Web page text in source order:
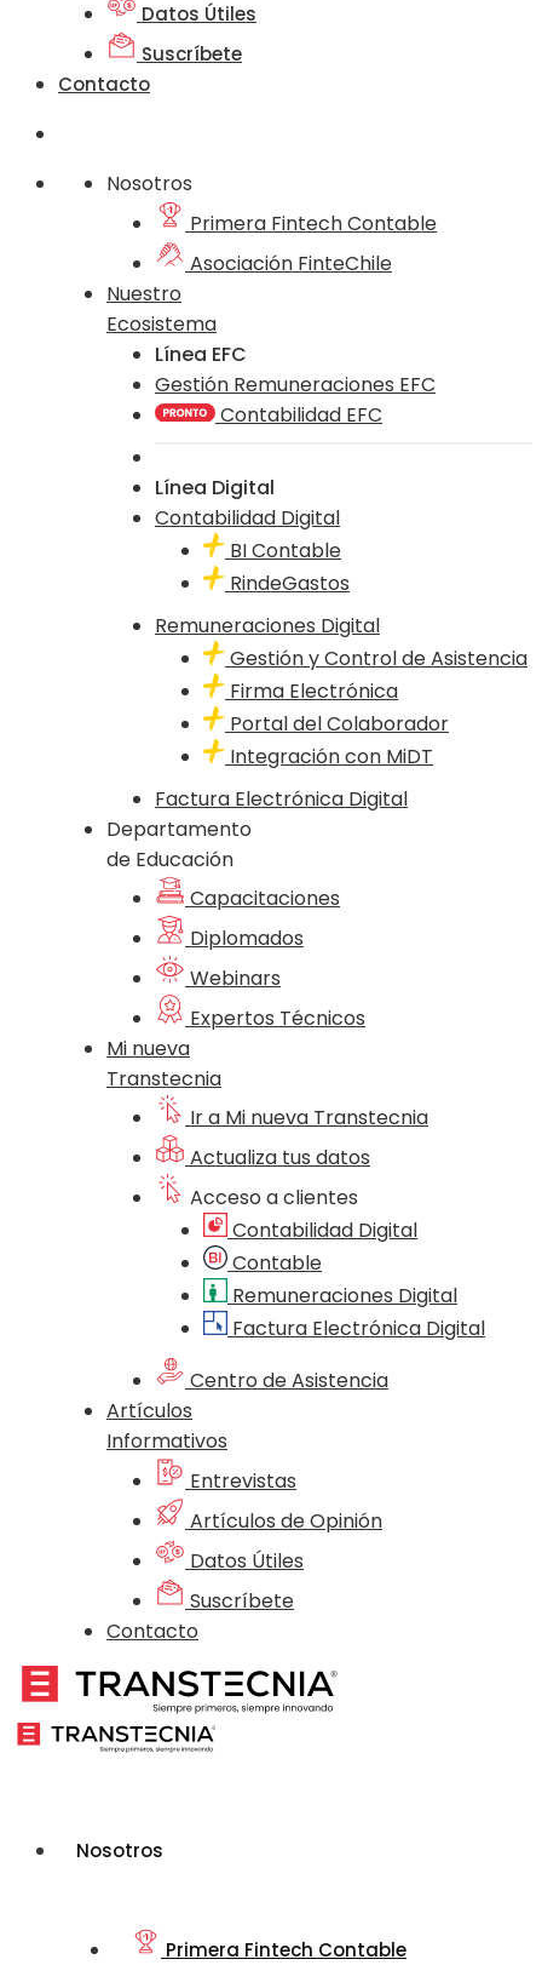
Datos Útiles
Suscríbete
Contacto
Nosotros
Primera Fintech Contable
Asociación FinteChile
Nuestro
Ecosistema
Línea EFC
Gestión Remuneraciones EFC
Contabilidad EFC
Línea Digital
Contabilidad Digital
BI Contable
RindeGastos
Remuneraciones Digital
Gestión y Control de Asistencia
Firma Electrónica
Portal del Colaborador
Integración con MiDT
Factura Electrónica Digital
Departamento
de Educación
Capacitaciones
Diplomados
Webinars
Expertos Técnicos
Mi nueva
Transtecnia
Ir a Mi nueva Transtecnia
Actualiza tus datos
Acceso a clientes
Contabilidad Digital
Contable
Remuneraciones Digital
Factura Electrónica Digital
Centro de Asistencia
Artículos
Informativos
Entrevistas
Artículos de Opinión
Datos Útiles
Suscríbete
Contacto
Nosotros
Primera Fintech Contable